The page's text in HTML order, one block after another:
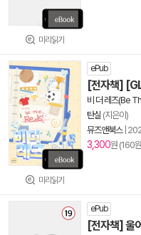
미리읽기
미리읽기
ePub
[전자책]
비 더 레즈(Be
탄실 (지은이)
뮤즈앤북스|
3,300원 (160
ePub
[전자책] 울